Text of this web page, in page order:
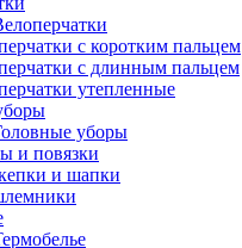
с коротким пальцем
с длинным пальцем
утепленные
уборы
и повязки
и шапки